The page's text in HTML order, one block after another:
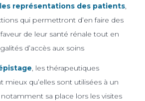
représentations des patients,
qui permettront d’en faire des
de leur santé rénale tout en
d’accès aux soins
, les thérapeutiques
mieux qu’elles sont utilisées à un
sa place lors les visites